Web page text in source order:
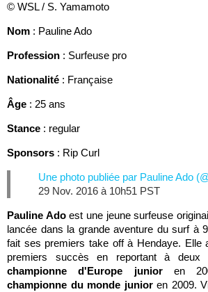
© WSL / S. Yamamoto
Nom : Pauline Ado
Profession : Surfeuse pro
Nationalité : Française
Âge : 25 ans
Stance : regular
Sponsors : Rip Curl
Une photo publiée par Pauline Ado
29 Nov. 2016 à 10h51 PST
Pauline Adoest une jeune surfeuse
lancée dans la grande aventure du surf à
fait ses premiers take off à Hendaye. Elle
premiers succès en reportant à
championne d'Europe junioren
championne du monde junioren 2009.